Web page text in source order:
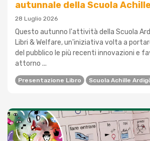
autunnale della Scuola
28 Luglio 2026
Questo autunno l'attività della Scuola
Libri & Welfare, un'iniziativa volta a
del pubblico le più recenti innovazioni e
attorno ...
Presentazione Libro Scuola Achille